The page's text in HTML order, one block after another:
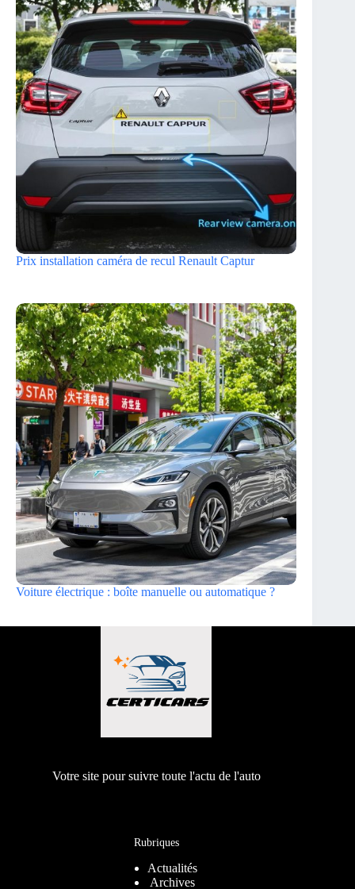
Prix installation caméra de recul Renault Captur
Voiture électrique : boîte manuelle ou automatique ?
Votre site pour suivre toute l'actu de l'auto
Rubriques
Actualités
Archives